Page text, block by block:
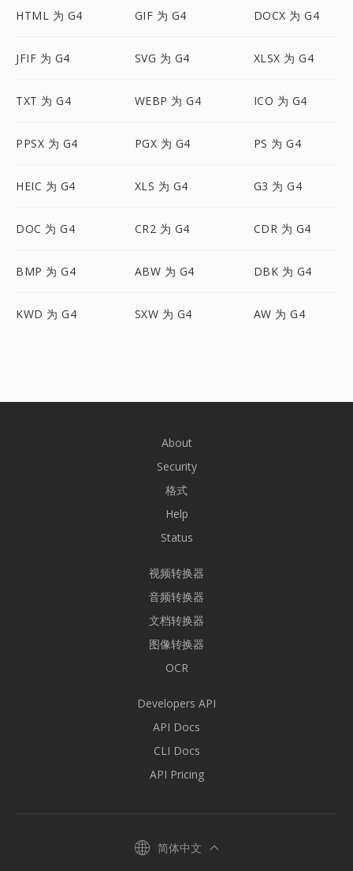
HTML 为 G4 GIF 为 G4 DOCX 为 G4
JFIF 为 G4 SVG 为 G4 XLSX 为 G4
TXT 为 G4 WEBP 为 G4 ICO 为 G4
PPSX 为 G4 PGX 为 G4 PS 为 G4
HEIC 为 G4 XLS 为 G4 G3 为 G4
DOC 为 G4 CR2 为 G4 CDR 为 G4
BMP 为 G4 ABW 为 G4 DBK 为 G4
KWD 为 G4 SXW 为 G4 AW 为 G4
About
Security
格式
Help
Status
视频转换器
音频转换器
文档转换器
图像转换器
OCR
Developers API
API Docs
CLI Docs
API Pricing
简体中文